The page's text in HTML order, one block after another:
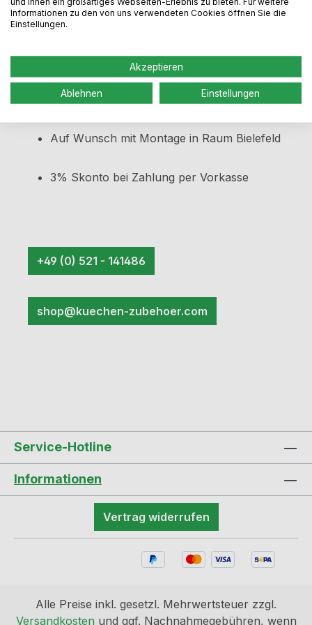
Sichere Bestellung durch Zwei-Faktor-
Videoberatung bzw. Montagehilfe gegen
Mehrpreis
Auf Wunsch mit Montage in Raum Bielefeld
3% Skonto bei Zahlung per Vorkasse
+49 (0) 521 - 141486
shop@kuechen-zubehoer.com
Service-Hotline
Informationen
Vertrag widerrufen
Alle Preise inkl. gesetzl. Mehrwertsteuer zzgl.
Versandkosten und ggf. Nachnahmegebühren, wenn
Informationen zu den von uns verwendeten Cookies öffnen Sie die
Einstellungen.
Akzeptieren
Ablehnen Einstellungen